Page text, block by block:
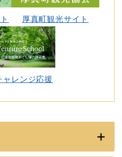
厚真町観光サイト
ャレンジ応援